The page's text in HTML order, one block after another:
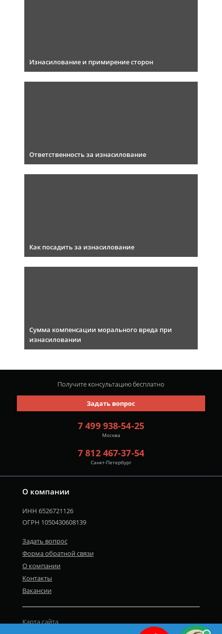
Изнасилование и примирение сторон
Ответственность за изнасилование
Как посадить за изнасилование
Сумма компенсации морального вреда при
изнасиловании
О компании
ИНН 6526721126
ОГРН 1050430608139
Задать вопрос
Форма обратной связи
О компании
Контакты
Вакансии
Карта сайта
7 499 938-54-25
Москва
7 812 467-37-54
Санкт-Петербург
Задать вопрос
Получите консультациюбесплатно